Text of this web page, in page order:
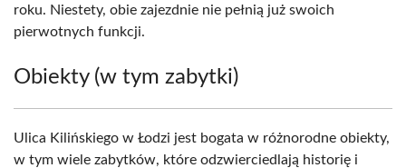
roku. Niestety, obie zajezdnie nie pełnią już swoich
pierwotnych funkcji.
Obiekty (w tym zabytki)
Ulica Kilińskiego w Łodzi jest bogata w różnorodne obiekty,
w tym wiele zabytków, które odzwierciedlają historię i